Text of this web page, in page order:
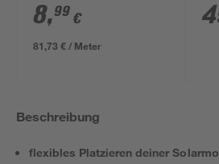
8,99 €
81,73 € / Meter
Beschreibung
flexibles Platzieren deiner